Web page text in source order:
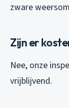
zware
Zijn er
Nee, onze
vrijblijvend.